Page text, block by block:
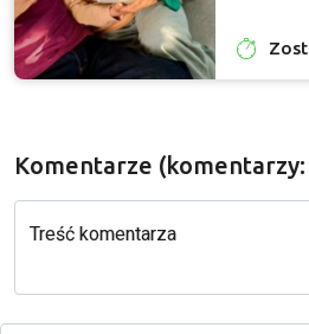
Komentarze (komentarzy:
Treść komentarza